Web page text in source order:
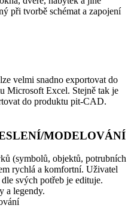
při tvorbě schémat a zapojení
velmi snadno exportovat do
Microsoft Excel. Stejně tak je
do produktu pit-CAD.
MODELOVÁNÍ
(symbolů, objektů, potrubních
rychlá a komfortní. Uživatel
svých potřeb je edituje.
a legendy.